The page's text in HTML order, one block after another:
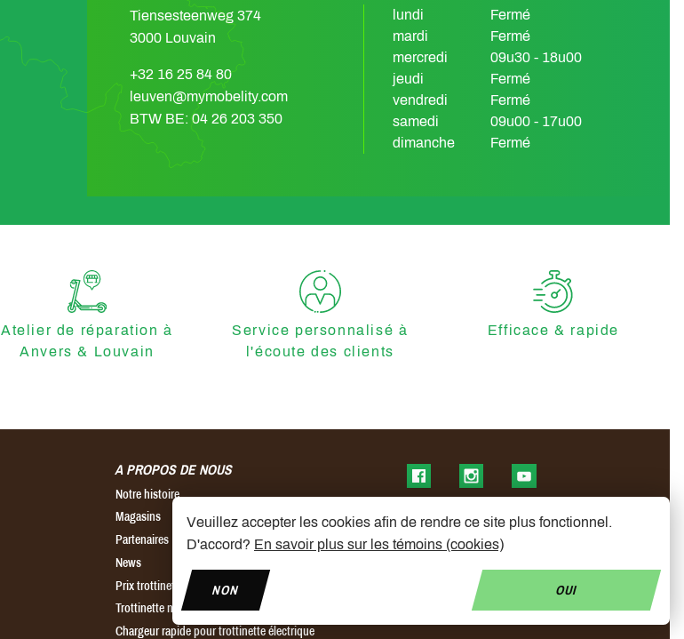
Tiensesteenweg 374
3000 Louvain
+32 16 25 84 80
leuven@mymobelity.com
BTW BE: 04 26 203 350
lundi
Fermé
mardi
Fermé
mercredi
09u30 - 18u00
jeudi
Fermé
vendredi
Fermé
samedi
09u00 - 17u00
dimanche
Fermé
Atelier de réparation à
Anvers & Louvain
Service personnalisé à
l'écoute des clients
Efficace & rapide
A PROPOS DE NOUS
Notre histoire
Magasins
Partenaires
News
Prix trottinette électrique
Trottinette ninebot
Chargeur rapide pour trottinette électrique
Find us on FacebookFind us on InstagramFind us on YouTube
Veuillez accepter les cookies afin de rendre ce site plus fonctionnel.
D'accord? En savoir plus sur les témoins (cookies)
NON OUI